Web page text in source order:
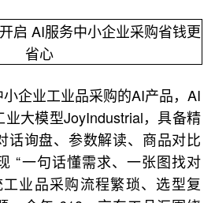
企业工业品采购的AI产品，AI
大模型JoyIndustrial，具备精
话询盘、参数解读、商品对比
“一句话懂需求、一张图找对
业品采购流程繁琐、选型复